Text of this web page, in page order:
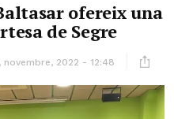
ofereix una
de Segre
novembre, 2022 - 12:48